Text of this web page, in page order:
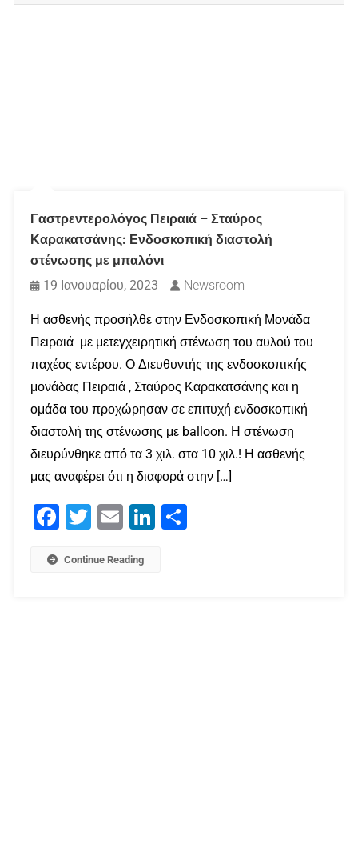
Γαστρεντερολόγος Πειραιά – Σταύρος
Καρακατσάνης: Ενδοσκοπική διαστολή
στένωσης με μπαλόνι
19 Ιανουαρίου, 2023
Newsroom
Η ασθενής προσήλθε στην Ενδοσκοπική Μονάδα
Πειραιά με μετεγχειρητική στένωση του αυλού του
παχέος εντέρου. Ο Διευθυντής της ενδοσκοπικής
μονάδας Πειραιά , Σταύρος Καρακατσάνης και η
ομάδα του προχώρησαν σε επιτυχή ενδοσκοπική
διαστολή της στένωσης με balloon. Η στένωση
διευρύνθηκε από τα 3 χιλ. στα 10 χιλ.! Η ασθενής
μας αναφέρει ότι η διαφορά στην […]
Facebook
Twitter Email LinkedIn
Continue Reading